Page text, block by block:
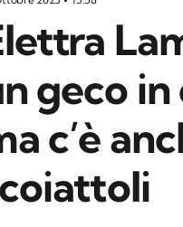
geco in
c’è